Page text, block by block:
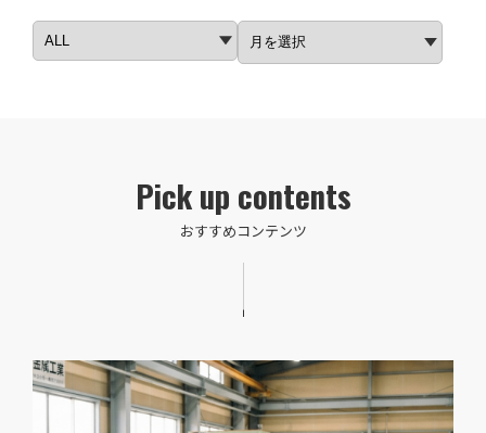
Pick up contents
おすすめコンテンツ